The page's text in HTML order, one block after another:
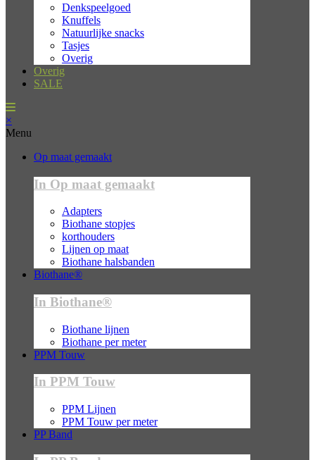
Denkspeelgoed
Knuffels
Natuurlijke snacks
Tasjes
Overig
Overig
SALE
×
Menu
Op maat gemaakt
In Op maat gemaakt
Adapters
Biothane stopjes
korthouders
Lijnen op maat
Biothane halsbanden
Biothane®
In Biothane®
Biothane lijnen
Biothane per meter
PPM Touw
In PPM Touw
PPM Lijnen
PPM Touw per meter
PP Band